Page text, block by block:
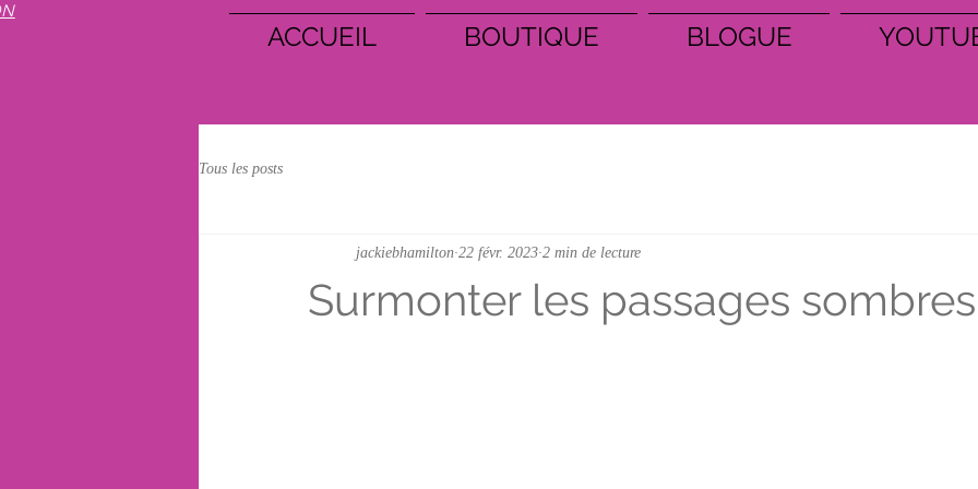
ACCUEIL BOUTIQUE BLOGUE
Tous les posts
Surmonter les passages sombres
jackiebhamilton 22 févr. 2023 2 min de lecture